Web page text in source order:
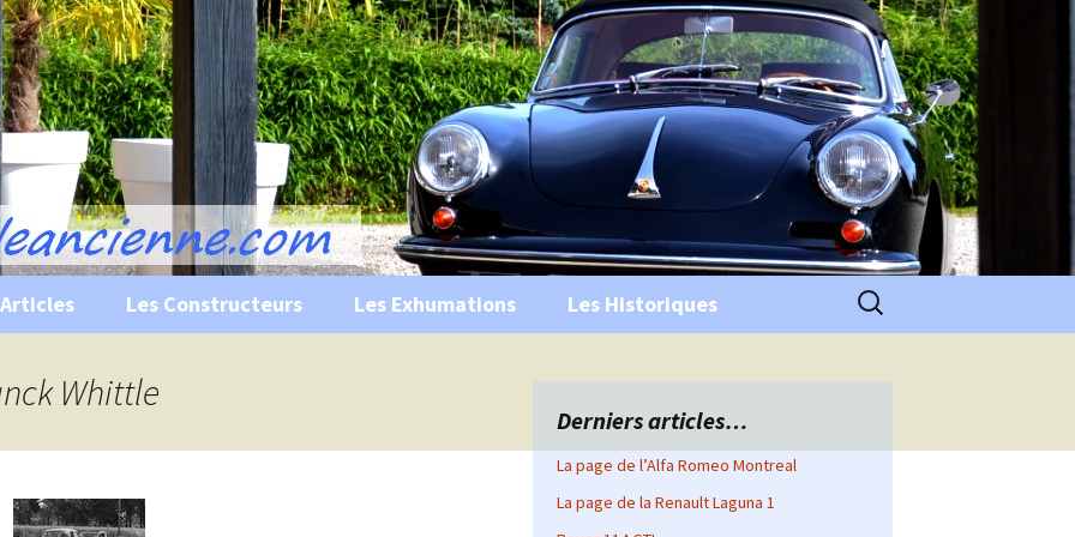
Ancienne
historiques …
Les Constructeurs Les Exhumations Les Historiques Rechercher :
Whittle
Derniers articles…
La page de l’Alfa Romeo Montreal
La page de la Renault Laguna 1